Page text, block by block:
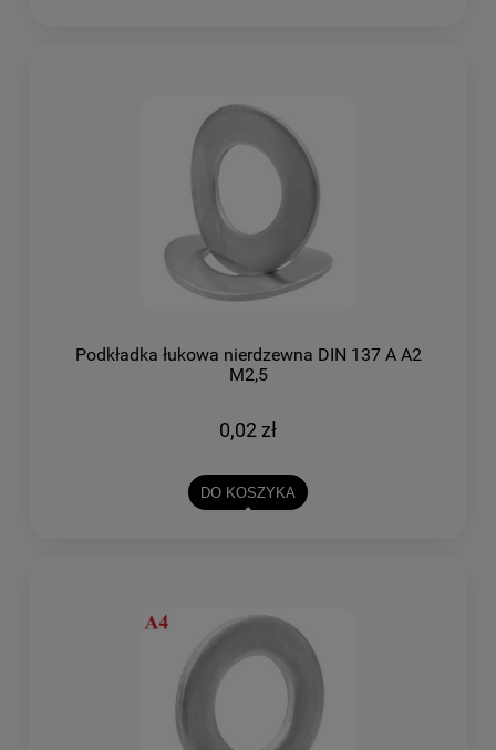
Podkładka łukowa nierdzewna DIN 137 A A2
M2,5
0,02 zł
DO KOSZYKA